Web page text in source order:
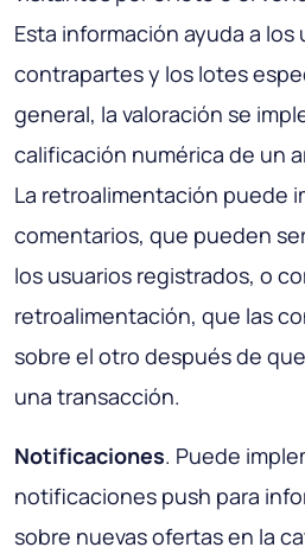
Esta información ayuda a los
contrapartes y los lotes
general, la valoración se
calificación numérica de un
La retroalimentación puede
comentarios, que pueden
los usuarios registrados, o
retroalimentación, que las
sobre el otro después de
una transacción.
Notificaciones. Puede
notificaciones push para
sobre nuevas ofertas en la